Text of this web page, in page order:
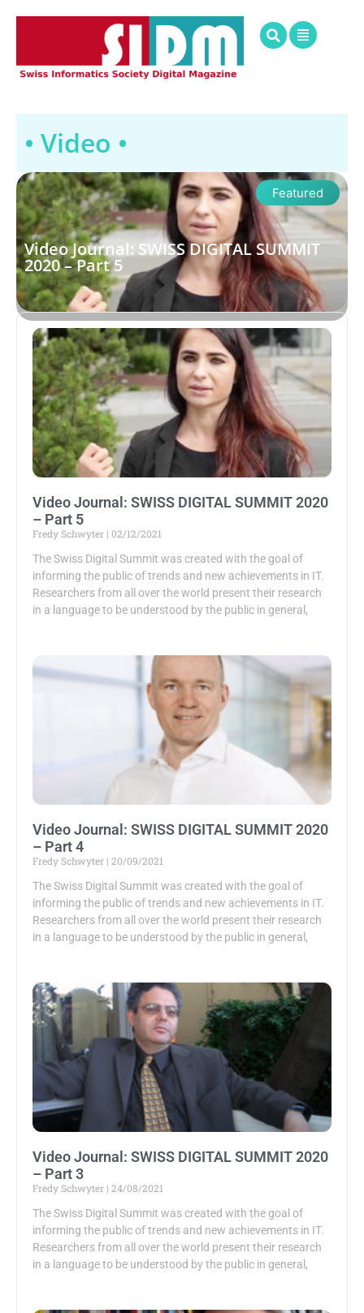
• Video •
Featured
Video Journal: SWISS DIGITAL SUMMIT
2020 – Part 5
Video Journal: SWISS DIGITAL SUMMIT 2020
– Part 5
Fredy Schwyter 02/12/2021
The Swiss Digital Summit was created with the goal of
informing the public of trends and new achievements in IT.
Researchers from all over the world present their research
in a language to be understood by the public in general,
Video Journal: SWISS DIGITAL SUMMIT 2020
– Part 4
Fredy Schwyter 20/09/2021
The Swiss Digital Summit was created with the goal of
informing the public of trends and new achievements in IT.
Researchers from all over the world present their research
in a language to be understood by the public in general,
Video Journal: SWISS DIGITAL SUMMIT 2020
– Part 3
Fredy Schwyter 24/08/2021
The Swiss Digital Summit was created with the goal of
informing the public of trends and new achievements in IT.
Researchers from all over the world present their research
in a language to be understood by the public in general,